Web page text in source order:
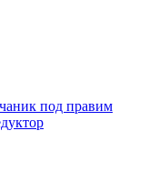
под правим